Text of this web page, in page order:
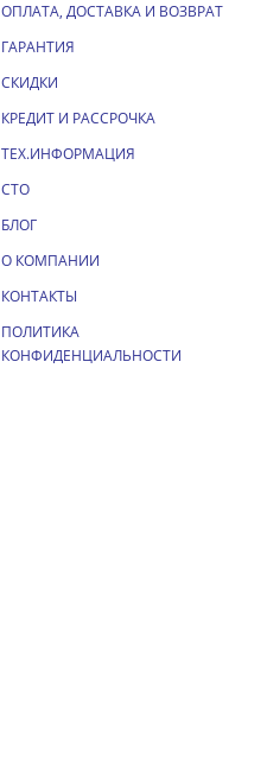
ОПЛАТА, ДОСТАВКА И ВОЗВРАТ
ГАРАНТИЯ
СКИДКИ
КРЕДИТ И РАССРОЧКА
ТЕХ.ИНФОРМАЦИЯ
СТО
БЛОГ
О КОМПАНИИ
КОНТАКТЫ
ПОЛИТИКА
КОНФИДЕНЦИАЛЬНОСТИ